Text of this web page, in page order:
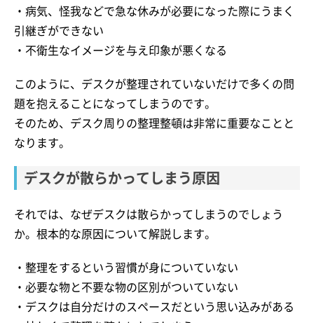
・病気、怪我などで急な休みが必要になった際にうまく
引継ぎができない
・不衛生なイメージを与え印象が悪くなる
このように、デスクが整理されていないだけで多くの問
題を抱えることになってしまうのです。
そのため、デスク周りの整理整頓は非常に重要なことと
なります。
デスクが散らかってしまう原因
それでは、なぜデスクは散らかってしまうのでしょう
か。根本的な原因について解説します。
・整理をするという習慣が身についていない
・必要な物と不要な物の区別がついていない
・デスクは自分だけのスペースだという思い込みがある